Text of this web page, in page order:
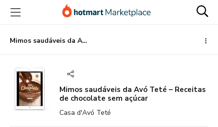
para
conteúdo
principal
para
pagamento
para
rodapé
Mimos saudáveis da Avó Teté – Receitas de chocolate sem açúcar
Mimos saudáveis da Avó Teté – Receitas
de chocolate sem açúcar
Casa d'Avó Teté